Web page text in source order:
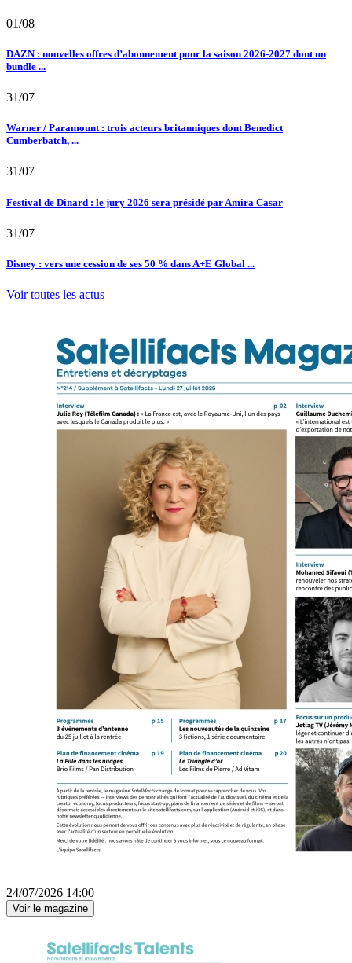
01/08
DAZN : nouvelles offres d’abonnement pour la saison 2026-2027 dont un
bundle ...
31/07
Warner / Paramount : trois acteurs britanniques dont Benedict
Cumberbatch, ...
31/07
Festival de Dinard : le jury 2026 sera présidé par Amira Casar
31/07
Disney : vers une cession de ses 50 % dans A+E Global ...
Voir toutes les actus
24/07/2026 14:00
Voir le magazine